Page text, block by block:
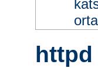
httpd